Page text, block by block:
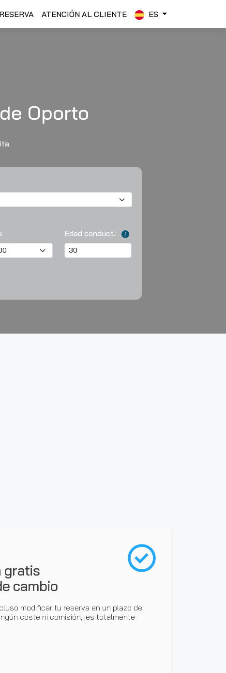
ATENCIÓN AL CLIENTE ES
Oporto
Edad conduct.:
gratis
cambio
modificar tu reserva en un plazo de
coste ni comisión, ¡es totalmente